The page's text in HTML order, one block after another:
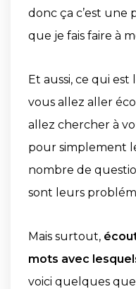
donc ça c’est
que je fais faire à
Et aussi, ce qui
vous allez aller
allez chercher à
pour simplement
nombre de
sont leurs
Mais surtout,
mots avec
voici quelques